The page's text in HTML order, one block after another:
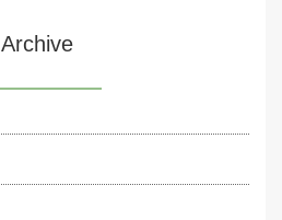
Archive